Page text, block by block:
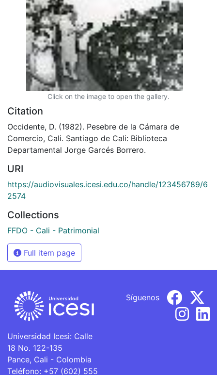
Click on the image to open the gallery.
Citation
Occidente, D. (1982). Pesebre de la Cámara de
Comercio, Cali. Santiago de Cali: Biblioteca
Departamental Jorge Garcés Borrero.
URI
https://audiovisuales.icesi.edu.co/handle/123456789/6
2574
Collections
FFDO - Cali - Patrimonial
Full item page
Universidad Icesi: Calle
18 No. 122-135
Pance, Cali - Colombia
Teléfono: +57 (602) 555
Síguenos